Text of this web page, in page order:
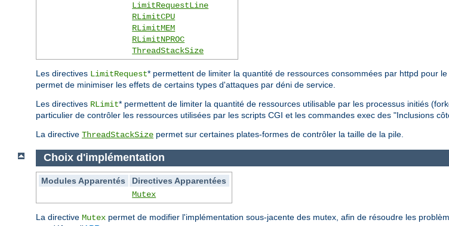
LimitRequestLine
RLimitCPU
RLimitMEM
RLimitNPROC
ThreadStackSize
Les directives LimitRequest* permettent de limiter la quantité de ressources consommées par httpd pour
permet de minimiser les effets de certains types d'attaques par déni de service.
Les directives RLimit* permettent de limiter la quantité de ressources utilisable par les processus initiés
particulier de contrôler les ressources utilisées par les scripts CGI et les commandes exec des "Inclusions
La directive ThreadStackSize permet sur certaines plates-formes de contrôler la taille de la pile.
Choix d'implémentation
Modules Apparentés
Directives Apparentées
Mutex
La directive Mutex permet de modifier l'implémentation sous-jacente des mutex, afin de résoudre les